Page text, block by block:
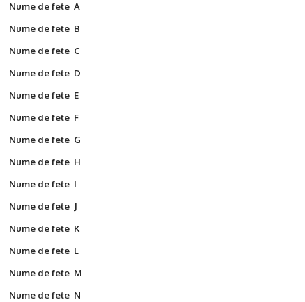
Nume de fete A
Nume de fete B
Nume de fete C
Nume de fete D
Nume de fete E
Nume de fete F
Nume de fete G
Nume de fete H
Nume de fete I
Nume de fete J
Nume de fete K
Nume de fete L
Nume de fete M
Nume de fete N